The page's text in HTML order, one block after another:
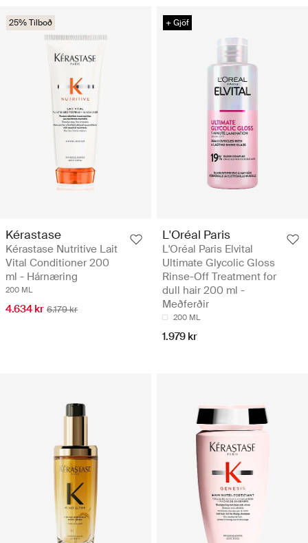
25% Tilboð
Kérastase
Kérastase Nutritive Lait
Vital Conditioner 200
ml - Hárnæring
200 ML
4.634 kr 6.179 kr
+ Gjöf
L'Oréal Paris
L'Oréal Paris Elvital
Ultimate Glycolic Gloss
Rinse-Off Treatment for
dull hair 200 ml -
Meðferðir
200 ML
1.979 kr